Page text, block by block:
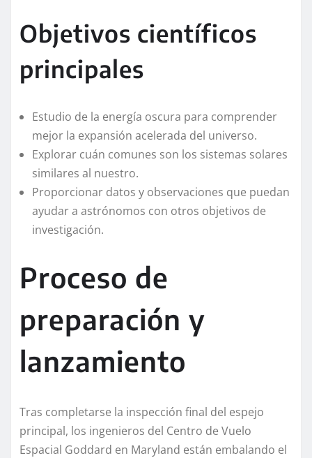
Objetivos científicos
principales
Estudio de la energía oscura para comprender
mejor la expansión acelerada del universo.
Explorar cuán comunes son los sistemas solares
similares al nuestro.
Proporcionar datos y observaciones que puedan
ayudar a astrónomos con otros objetivos de
investigación.
Proceso de
preparación y
lanzamiento
Tras completarse la inspección final del espejo
principal, los ingenieros del Centro de Vuelo
Espacial Goddard en Maryland están embalando el